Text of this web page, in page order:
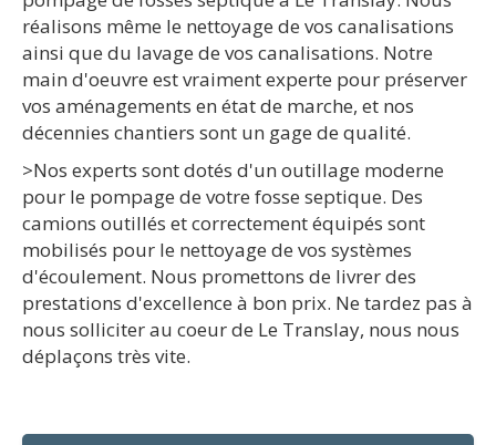
réalisons même le nettoyage de vos canalisations
ainsi que du lavage de vos canalisations. Notre
main d'oeuvre est vraiment experte pour préserver
vos aménagements en état de marche, et nos
décennies chantiers sont un gage de qualité.
>Nos experts sont dotés d'un outillage moderne
pour le pompage de votre fosse septique. Des
camions outillés et correctement équipés sont
mobilisés pour le nettoyage de vos systèmes
d'écoulement. Nous promettons de livrer des
prestations d'excellence à bon prix. Ne tardez pas à
nous solliciter au coeur de Le Translay, nous nous
déplaçons très vite.